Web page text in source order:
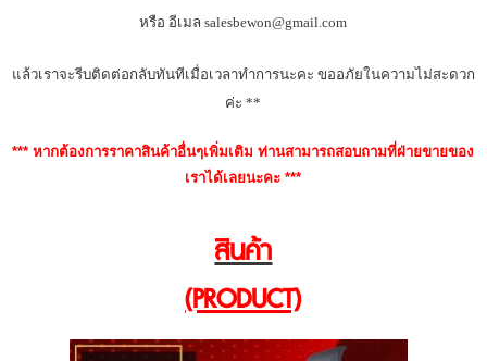
หรือ อีเมล salesbewon@gmail.com
แล้วเราจะรีบติดต่อกลับทันทีเมื่อเวลาทำการนะคะ ขออภัยในความไม่สะดวก
ค่ะ **
*** หากต้องการราคาสินค้าอื่นๆเพิ่มเติม ท่านสามารถสอบถามที่ฝ่ายขายของ
เราได้เลยนะคะ ***
สินค้า
(PRODUCT)